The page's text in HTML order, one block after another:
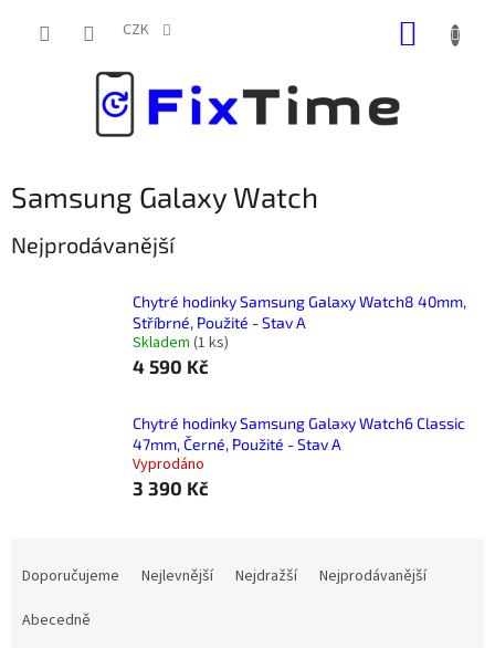
CZK
Samsung Galaxy Watch
Nejprodávanější
Chytré hodinky Samsung Galaxy Watch8 40mm,
Stříbrné, Použité - Stav A
Skladem (1 ks)
4 590 Kč
Chytré hodinky Samsung Galaxy Watch6 Classic
47mm, Černé, Použité - Stav A
Vyprodáno
3 390 Kč
Doporučujeme Nejlevnější Nejdražší
Nejprodávanější
Abecedně